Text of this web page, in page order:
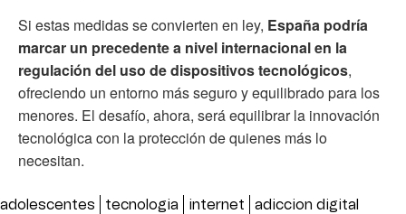
Si estas medidas se convierten en ley, España podría
marcar un precedente a nivel internacional en la
regulación del uso de dispositivos tecnológicos,
ofreciendo un entorno más seguro y equilibrado para los
menores. El desafío, ahora, será equilibrar la innovación
tecnológica con la protección de quienes más lo
necesitan.
adolescentes tecnologia internet adiccion digital